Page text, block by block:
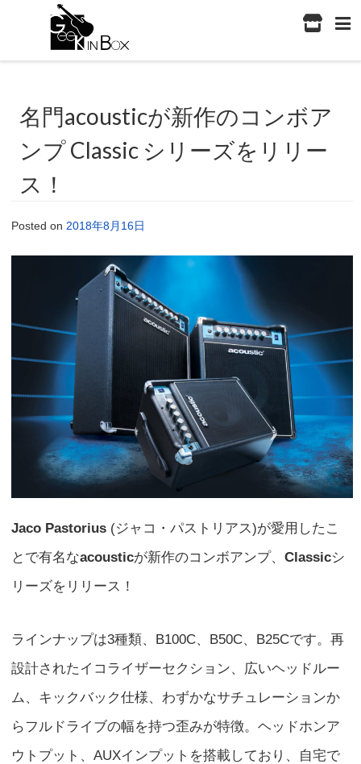
名門acousticが新作のコンボア
ンプ Classic シリーズをリリー
ス！
Posted on2018年8月16日
Jaco Pastorius (ジャコ・パストリアス)が愛用したこ
とで有名なacousticが新作のコンボアンプ、Classicシ
リーズをリリース！
ラインナップは3種類、B100C、B50C、B25Cです。再
設計されたイコライザーセクション、広いヘッドルー
ム、キックバック仕様、わずかなサチュレーションか
らフルドライブの幅を持つ歪みが特徴。ヘッドホンア
ウトプット、AUXインプットを搭載しており、自宅で